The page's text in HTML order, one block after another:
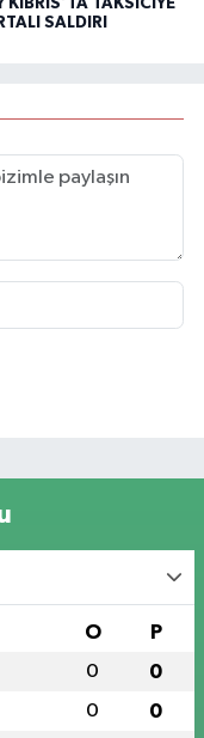
KIBRIS’TA TAKSİCİYE
SALDIRI
O P
0 0
0 0